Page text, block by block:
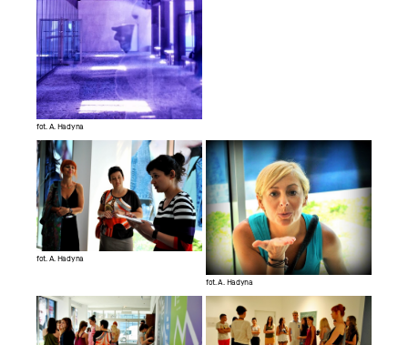
fot. A. Hadyna
fot. A. Hadyna
fot. A. Hadyna